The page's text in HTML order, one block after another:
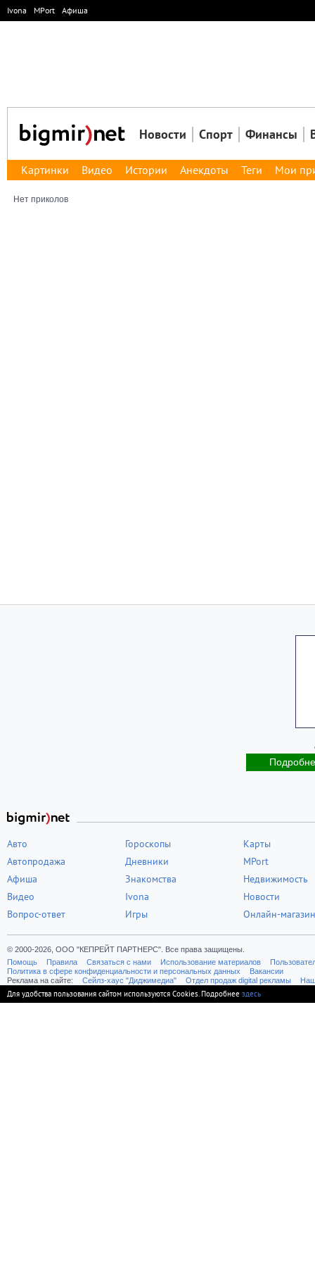
Ivona MPort Афиша
Новости Спорт Финансы
Картинки Видео Истории Анекдоты Теги Мои
Нет приколов
Авто
Автопродажа
Афиша
Видео
Вопрос-ответ
Гороскопы
Дневники
Знакомства
Ivona
Игры
Карты
MPort
Недвижимость
Новости
Онлайн-магазин
© 2000-2026, ООО "КЕПРЕЙТ ПАРТНЕРС". Все права защищены.
Помощь
Правила Связаться с нами Использование материалов
Политика в сфере конфиденциальности и персональных данных
Вакансии
Реклама на сайте:
Cейлз-хаус "Диджимедиа" Отдел продаж digital рекламы
Для удобства пользования сайтом используются Cookies. Подробнее здесь